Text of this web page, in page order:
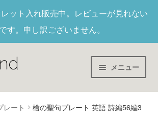
ット入れ販売中。レビューが見れない
す。申し訳ございません。
メニュー
レート
檜の聖句プレート 英語 詩編56編3